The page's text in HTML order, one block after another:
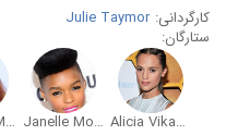
کارگردانی: Julie Taymor
ستارگان:
Alicia Vikander
Janelle Monáe
Julianne Moore